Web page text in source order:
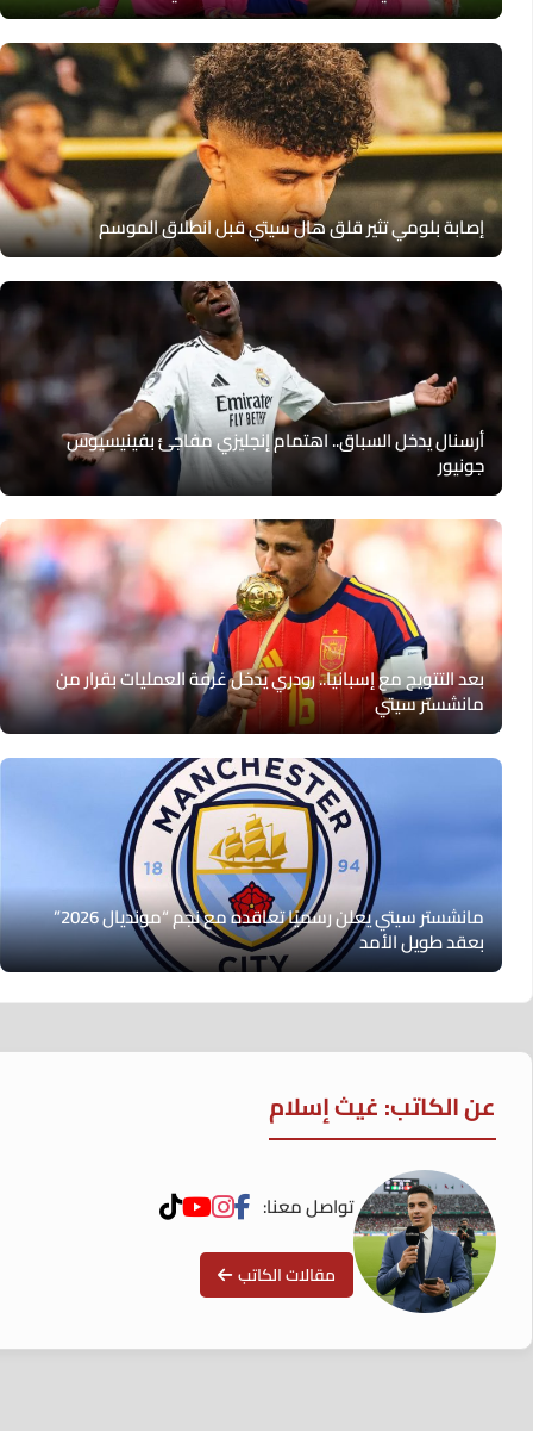
إصابة بلومي تثير قلق هال سيتي قبل انطلاق الموسم
أرسنال يدخل السباق.. اهتمام إنجليزي مفاجئ بفينيسيوس
جونيور
بعد التتويج مع إسبانيا.. رودري يدخل غرفة العمليات بقرار من
مانشستر سيتي
مانشستر سيتي يعلن رسميًا تعاقده مع نجم “مونديال 2026”
بعقد طويل الأمد
عن الكاتب: غيث إسلام
تواصل معنا:
مقالات الكاتب